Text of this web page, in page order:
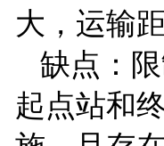
大，运输
缺点：
起点站和